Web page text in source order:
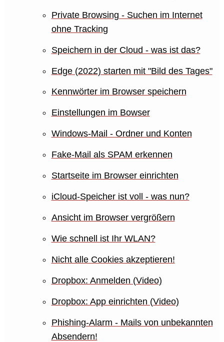
Private Browsing - Suchen im Internet
ohne Tracking
Speichern in der Cloud - was ist das?
Edge (2022) starten mit "Bild des Tages"
Kennwörter im Browser speichern
Einstellungen im Bowser
Windows-Mail - Ordner und Konten
Fake-Mail als SPAM erkennen
Startseite im Browser einrichten
iCloud-Speicher ist voll - was nun?
Ansicht im Browser vergrößern
Wie schnell ist Ihr WLAN?
Nicht alle Cookies akzeptieren!
Dropbox: Anmelden (Video)
Dropbox: App einrichten (Video)
Phishing-Alarm - Mails von unbekannten
Absendern!